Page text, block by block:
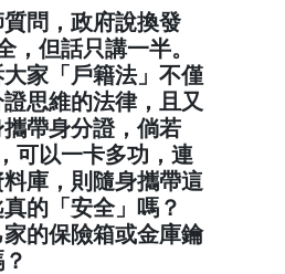
問，政府說換發
，但話只講一半。
家「戶籍法」不僅
思維的法律，且又
帶身分證，倘若
可以一卡多功，連
庫，則隨身攜帶這
的「安全」嗎？
的保險箱或金庫鑰